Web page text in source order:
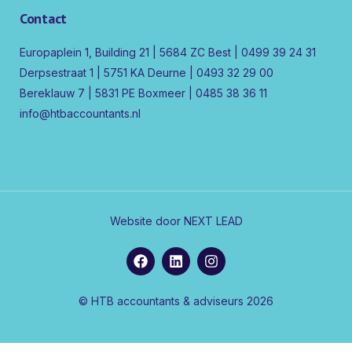
Contact
Europaplein 1, Building 21 | 5684 ZC Best | 0499 39 24 31
Derpsestraat 1 | 5751 KA Deurne | 0493 32 29 00
Bereklauw 7 | 5831 PE Boxmeer | 0485 38 36 11
info@htbaccountants.nl
© HTB accountants & adviseurs 2026
Website door NEXT LEAD